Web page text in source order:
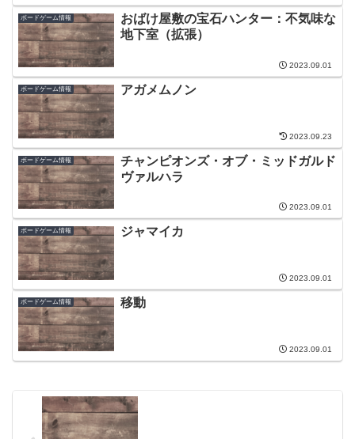
ボードゲーム情報
おばけ屋敷の宝石ハンター：不気味な
地下室（拡張）
2023.09.01
ボードゲーム情報 アガメムノン
2023.09.23
ボードゲーム情報
チャンピオンズ・オブ・ミッドガルド
ヴァルハラ
2023.09.01
ボードゲーム情報 ジャマイカ
2023.09.01
ボードゲーム情報 移動
2023.09.01